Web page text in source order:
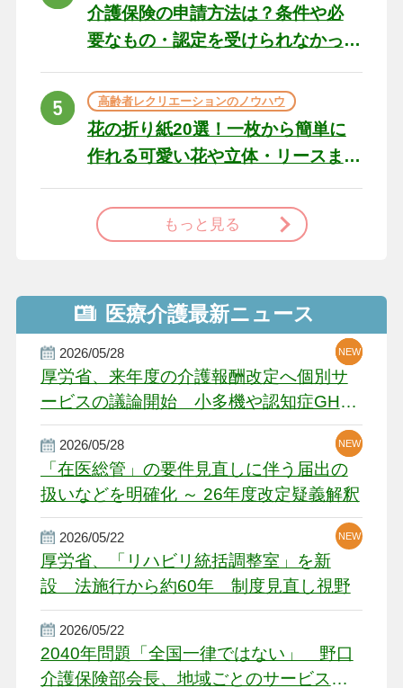
介護保険の申請方法は？条件や必
要なもの・認定を受けられなかっ
高齢者レクリエーションのノウハウ
花の折り紙20選！一枚から簡単に
作れる可愛い花や立体・リースま
もっと見る
医療介護最新ニュース
2026/05/28
厚労省、来年度の介護報酬改定へ個別サ
ービスの議論開始 小多機や認知症GH、
厳しい経営環境に危機感
NEW
NEW
NEW
2026/05/28
「在医総管」の要件見直しに伴う届出の
扱いなどを明確化 ～ 26年度改定疑義解釈
NEW
NEW
2026/05/22
厚労省、「リハビリ統括調整室」を新
設 法施行から約60年 制度見直し視野
NEW
2026/05/22
2040年問題「全国一律ではない」 野口
介護保険部会長、地域ごとのサービス基